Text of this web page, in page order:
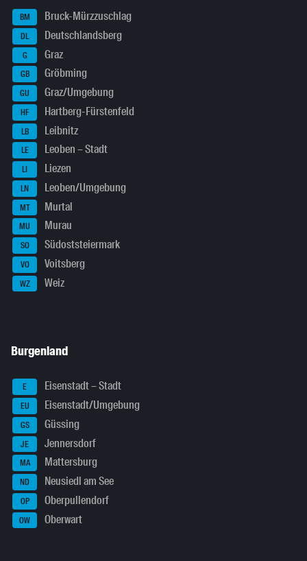
BM Bruck-Mürzzuschlag
DL Deutschlandsberg
G Graz
GB Gröbming
GU Graz/Umgebung
HF Hartberg-Fürstenfeld
LB Leibnitz
LE Leoben – Stadt
LI Liezen
LN Leoben/Umgebung
MT Murtal
MU Murau
SO Südoststeiermark
VO Voitsberg
WZ Weiz
Burgenland
E Eisenstadt – Stadt
EU Eisenstadt/Umgebung
GS Güssing
JE Jennersdorf
MA Mattersburg
ND Neusiedl am See
OP Oberpullendorf
OW Oberwart